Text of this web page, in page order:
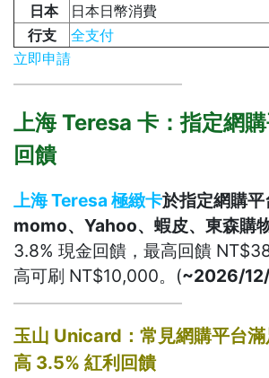
日本
日本日幣消費
行支
全支付
立即申請
上海 Teresa 卡：指定網
回饋
上海 Teresa 極緻卡於指定網購平
momo、Yahoo、蝦皮、東森購
3.8% 現金回饋，最高回饋
高可刷 NT$10,000。(~2026/
玉山 Unicard：常見網購平台
高 3.5% 紅利回饋